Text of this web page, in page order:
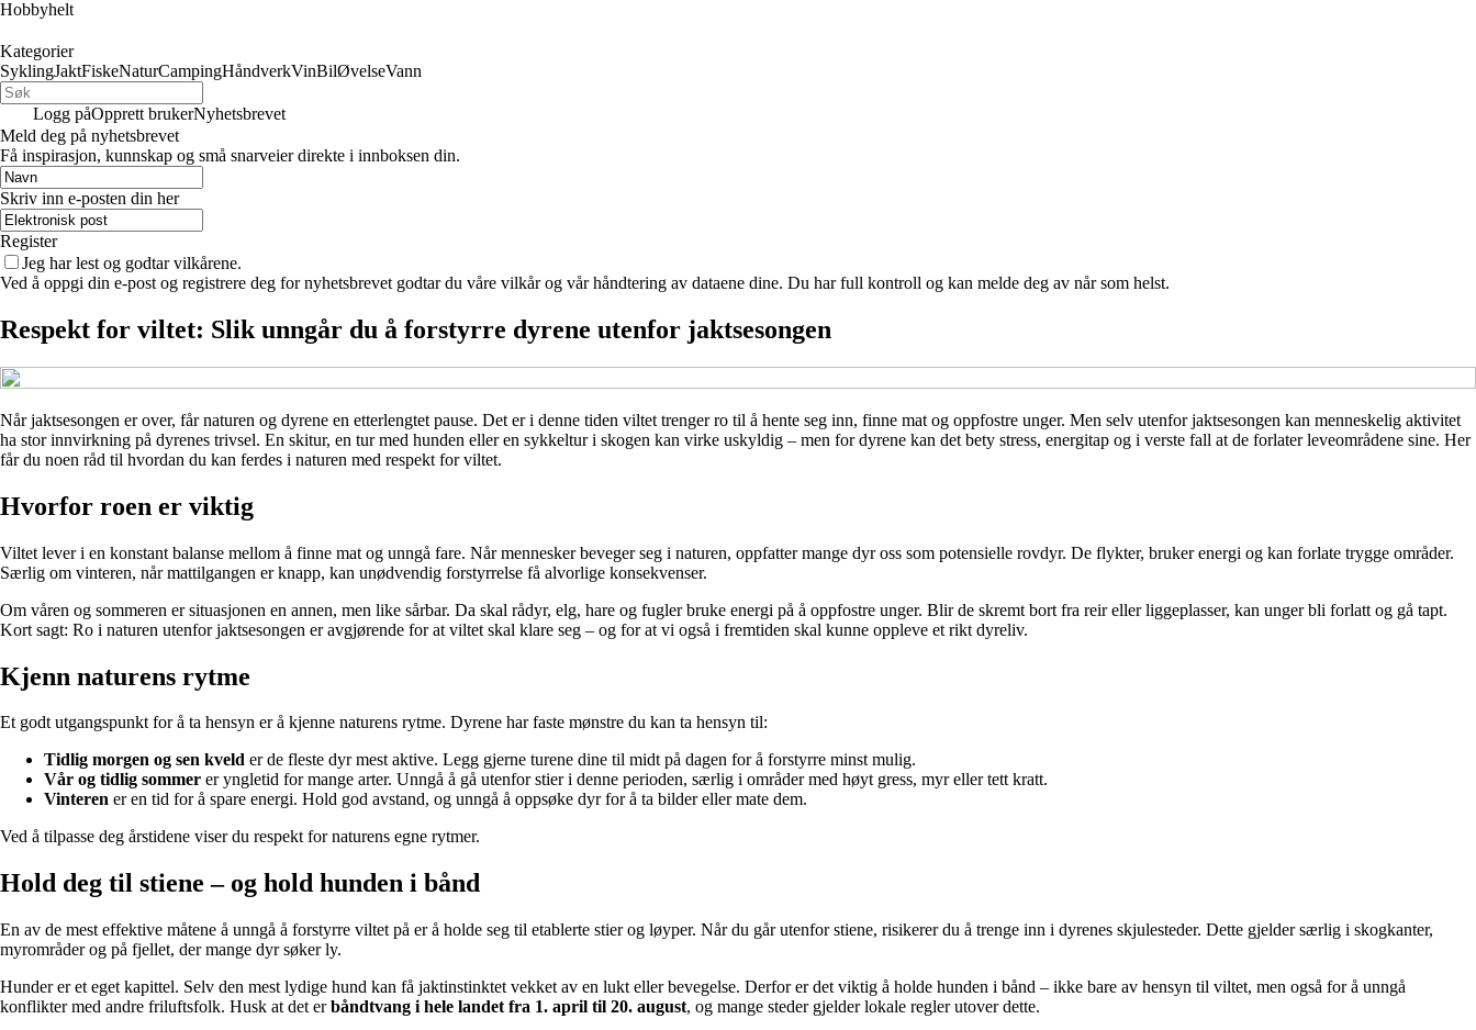
Hobbyhelt
Kategorier
SyklingJaktFiskeNaturCampingHåndverkVinBilØvelseVann
Logg påOpprett brukerNyhetsbrevet
Meld deg på nyhetsbrevet
Få inspirasjon, kunnskap og små snarveier direkte i innboksen din.
Skriv inn e-posten din her
Register
Jeg har lest og godtar vilkårene.
Ved å oppgi din e-post og registrere deg for nyhetsbrevet godtar du våre vilkår og vår håndtering av dataene dine. Du har full kontroll og kan melde deg av når som helst.
Respekt for viltet: Slik unngår du å forstyrre dyrene utenfor jaktsesongen
Når jaktsesongen er over, får naturen og dyrene en etterlengtet pause. Det er i denne tiden viltet trenger ro til å hente seg inn, finne mat og oppfostre unger. Men selv utenfor jaktsesongen kan menneskelig aktivitet
ha stor innvirkning på dyrenes trivsel. En skitur, en tur med hunden eller en sykkeltur i skogen kan virke uskyldig – men for dyrene kan det bety stress, energitap og i verste fall at de forlater leveområdene sine. Her
får du noen råd til hvordan du kan ferdes i naturen med respekt for viltet.
Hvorfor roen er viktig
Viltet lever i en konstant balanse mellom å finne mat og unngå fare. Når mennesker beveger seg i naturen, oppfatter mange dyr oss som potensielle rovdyr. De flykter, bruker energi og kan forlate trygge områder.
Særlig om vinteren, når mattilgangen er knapp, kan unødvendig forstyrrelse få alvorlige konsekvenser.
Om våren og sommeren er situasjonen en annen, men like sårbar. Da skal rådyr, elg, hare og fugler bruke energi på å oppfostre unger. Blir de skremt bort fra reir eller liggeplasser, kan unger bli forlatt og gå tapt.
Kort sagt: Ro i naturen utenfor jaktsesongen er avgjørende for at viltet skal klare seg – og for at vi også i fremtiden skal kunne oppleve et rikt dyreliv.
Kjenn naturens rytme
Et godt utgangspunkt for å ta hensyn er å kjenne naturens rytme. Dyrene har faste mønstre du kan ta hensyn til:
Tidlig morgen og sen kveld er de fleste dyr mest aktive. Legg gjerne turene dine til midt på dagen for å forstyrre minst mulig.
Vår og tidlig sommer er yngletid for mange arter. Unngå å gå utenfor stier i denne perioden, særlig i områder med høyt gress, myr eller tett kratt.
Vinteren er en tid for å spare energi. Hold god avstand, og unngå å oppsøke dyr for å ta bilder eller mate dem.
Ved å tilpasse deg årstidene viser du respekt for naturens egne rytmer.
Hold deg til stiene – og hold hunden i bånd
En av de mest effektive måtene å unngå å forstyrre viltet på er å holde seg til etablerte stier og løyper. Når du går utenfor stiene, risikerer du å trenge inn i dyrenes skjulesteder. Dette gjelder særlig i skogkanter,
myrområder og på fjellet, der mange dyr søker ly.
Hunder er et eget kapittel. Selv den mest lydige hund kan få jaktinstinktet vekket av en lukt eller bevegelse. Derfor er det viktig å holde hunden i bånd – ikke bare av hensyn til viltet, men også for å unngå
konflikter med andre friluftsfolk. Husk at det erbåndtvang i hele landet fra 1. april til 20. august, og mange steder gjelder lokale regler utover dette.